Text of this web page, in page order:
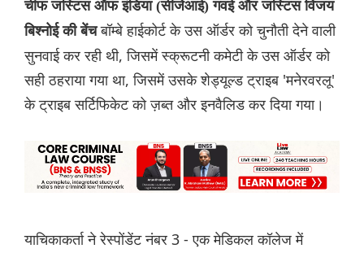
चीफ जस्टिस ऑफ इंडिया (सीजेआई) गवई और जस्टिस विजय
बिश्नोई की बेंचबॉम्बे हाईकोर्ट के उस ऑर्डर को चुनौती देने वाली
सुनवाई कर रही थी, जिसमें स्क्रूटनी कमेटी के उस ऑर्डर को
सही ठहराया गया था, जिसमें उसके शेड्यूल्ड ट्राइब 'मनेरवरलू'
के ट्राइब सर्टिफिकेट को ज़ब्त और इनवैलिड कर दिया गया।
याचिकाकर्ता ने रेस्पोंडेंट नंबर 3 - एक मेडिकल कॉलेज में